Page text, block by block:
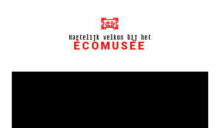
Hartelijk welkom bij het
ÉCOMUSÉE